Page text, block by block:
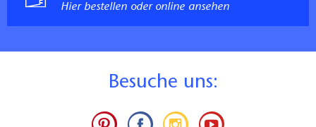
Hier bestellen oder online ansehen
Besuche uns: